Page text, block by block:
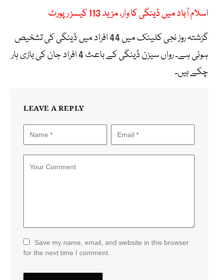
اسلام آباد میں ڈینگی کا وار، مزید 113 کیسز رپورٹ
گزشتہ روز نجی کلینک میں 44 افراد میں ڈینگی کی تشخیص
ہوئی ہے۔ رواں سیزن ڈینگی کے باعث 4 افراد جان کی بازی ہار
چکے ہیں۔
LEAVE A REPLY
Save my name, email, and website in this browser
for the next time I comment.